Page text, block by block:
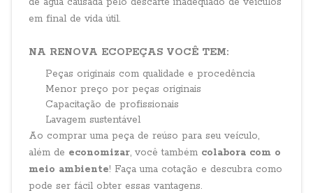
em final de vida útil.
NA RENOVA ECOPEÇAS VOCÊ TEM:
Peças originais com qualidade e procedência
Menor preço por peças originais
Capacitação de profissionais
Lavagem sustentável
Ao comprar uma peça de reúso para seu veículo,
além de economizar, você também colabora com o
meio ambiente! Faça uma cotação e descubra como
pode ser fácil obter essas vantagens.